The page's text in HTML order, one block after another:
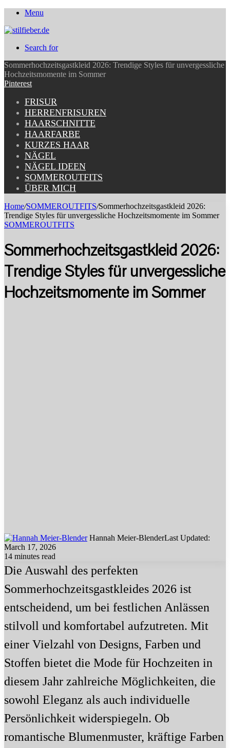
Menu
Search for
Sommerhochzeitsgastkleid 2026: Trendige Styles für unvergessliche
Hochzeitsmomente im Sommer
Pinterest
FRISUR
HERRENFRISUREN
HAARSCHNITTE
HAARFARBE
KURZES HAAR
NÄGEL
NÄGEL IDEEN
SOMMEROUTFITS
ÜBER MICH
Home/SOMMEROUTFITS/Sommerhochzeitsgastkleid 2026:
Trendige Styles für unvergessliche Hochzeitsmomente im Sommer
SOMMEROUTFITS
Sommerhochzeitsgastkleid 2026:
Trendige Styles für unvergessliche
Hochzeitsmomente im Sommer
Hannah Meier-BlenderLast Updated:
March 17, 2026
14 minutes read
Die Auswahl des perfekten
Sommerhochzeitsgastkleides 2026 ist
entscheidend, um bei festlichen Anlässen
stilvoll und komfortabel aufzutreten. Mit
einer Vielzahl von Designs, Farben und
Stoffen bietet die Mode für Hochzeiten in
diesem Jahr zahlreiche Möglichkeiten, die
sowohl Eleganz als auch individuelle
Persönlichkeit widerspiegeln. Ob
romantische Blumenmuster, kräftige Farben